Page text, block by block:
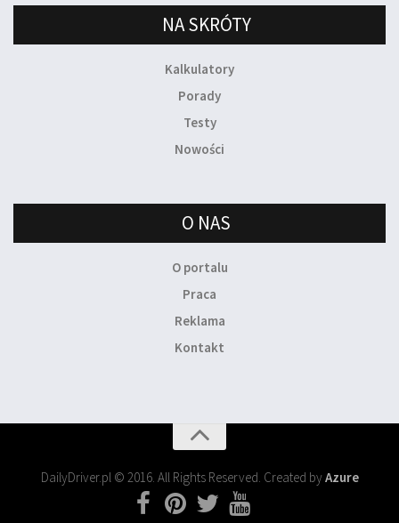
NA SKRÓTY
Kalkulatory
Porady
Testy
Nowości
O NAS
O portalu
Praca
Reklama
Kontakt
DailyDriver.pl © 2016. All Rights Reserved. Created byAzure